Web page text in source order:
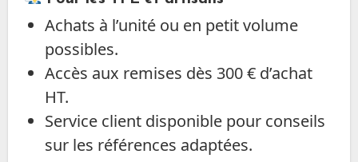
Achats à l’unité ou en petit volume
possibles.
Accès aux remises dès 300 € d’achat
HT.
Service client disponible pour conseils
sur les références adaptées.